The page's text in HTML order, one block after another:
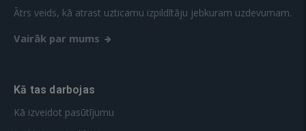
Ātrs veids, kā atrast uzticamu izpildītāju jebkuram uzdevumam.
Vairāk par mums
Kā tas darbojas
Kā izveidot pasūtījumu